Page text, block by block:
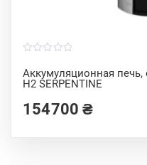
Аккумуляционная
H2 SERPENTINE
o
u
t
f154700₴